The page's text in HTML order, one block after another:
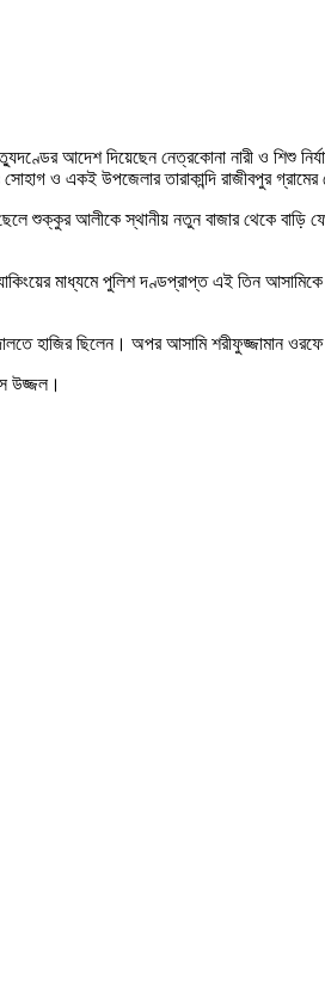
আদেশ দিয়েছেন নেত্রকোনা নারী ও শিশু
ও একই উপজেলার তারাকান্দি রাজীবপুর
শুক্কুর আলীকে স্থানীয় নতুন বাজার থেকে
মাধ্যমে পুলিশ দণ্ডপ্রাপ্ত এই তিন
হাজির ছিলেন। অপর আসামি শরীফুজ্জামান
উজ্জল।